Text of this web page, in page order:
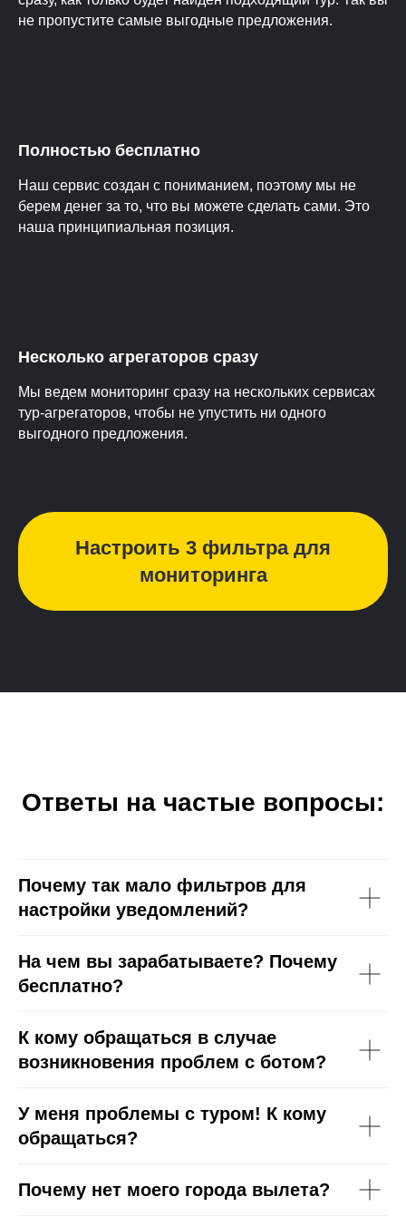
не пропустите самые выгодные предложения.
Полностью бесплатно
Наш сервис создан с пониманием, поэтому мы не
берем денег за то, что вы можете сделать сами. Это
наша принципиальная позиция.
Несколько агрегаторов сразу
Мы ведем мониторинг сразу на нескольких сервисах
тур-агрегаторов, чтобы не упустить ни одного
выгодного предложения.
Настроить 3 фильтра для
мониторинга
Ответы на частые вопросы:
Почему так мало фильтров для
настройки уведомлений?
На чем вы зарабатываете? Почему
бесплатно?
К кому обращаться в случае
возникновения проблем с ботом?
У меня проблемы с туром! К кому
обращаться?
Почему нет моего города вылета?